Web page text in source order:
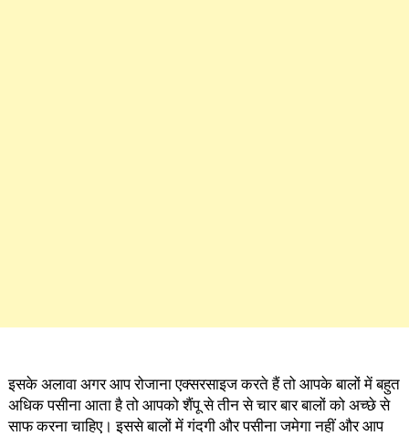
इसके अलावा अगर आप रोजाना एक्सरसाइज करते हैं तो आपके बालों में बहुत
अधिक पसीना आता है तो आपको शैंपू से तीन से चार बार बालों को अच्छे से
साफ करना चाहिए। इससे बालों में गंदगी और पसीना जमेगा नहीं और आप